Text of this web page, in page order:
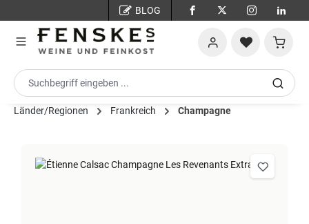
BLOG
Länder/Regionen Frankreich Champagne